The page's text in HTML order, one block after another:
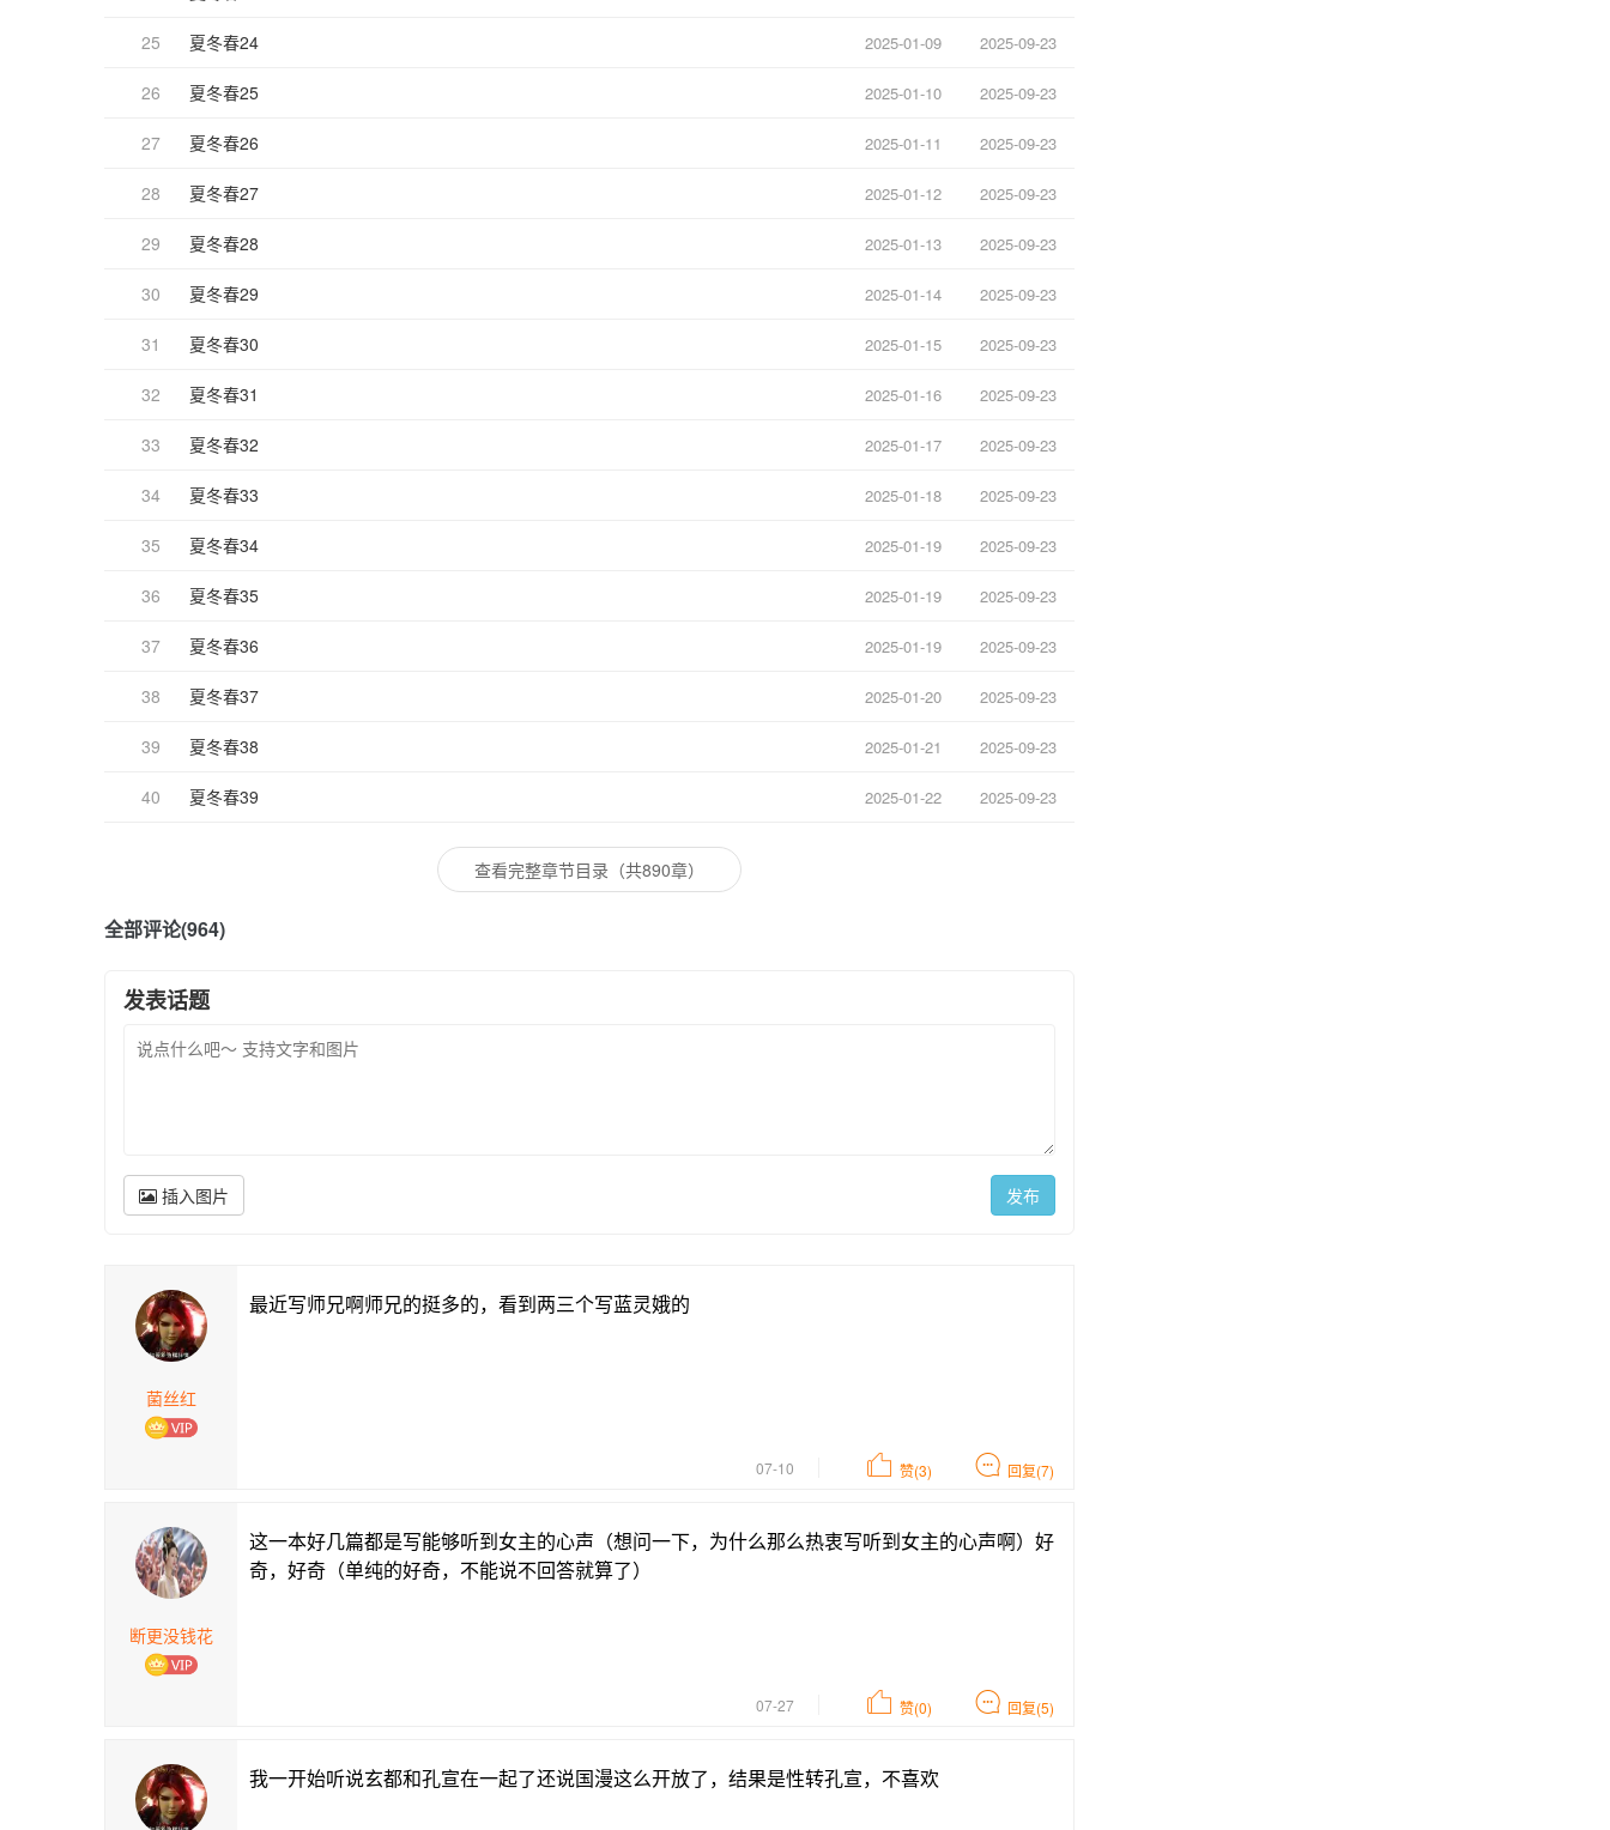
25 夏冬春24 2025-01-09 2025-09-23
26 夏冬春25 2025-01-10 2025-09-23
27 夏冬春26 2025-01-11 2025-09-23
28 夏冬春27 2025-01-12 2025-09-23
29 夏冬春28 2025-01-13 2025-09-23
30 夏冬春29 2025-01-14 2025-09-23
31 夏冬春30 2025-01-15 2025-09-23
32 夏冬春31 2025-01-16 2025-09-23
33 夏冬春32 2025-01-17 2025-09-23
34 夏冬春33 2025-01-18 2025-09-23
35 夏冬春34 2025-01-19 2025-09-23
36 夏冬春35 2025-01-19 2025-09-23
37 夏冬春36 2025-01-19 2025-09-23
38 夏冬春37 2025-01-20 2025-09-23
39 夏冬春38 2025-01-21 2025-09-23
40 夏冬春39 2025-01-22 2025-09-23
查看完整章节目录（共890章）
全部评论(964)
发表话题
插入图片 发布
菌丝红
最近写师兄啊师兄的挺多的，看到两三个写蓝灵娥的
07-10 赞(3) 回复(7)
断更没钱花
这一本好几篇都是写能够听到女主的心声（想问一下，为什么那么热衷写听到女主的心声啊）好
奇，好奇（单纯的好奇，不能说不回答就算了）
07-27 赞(0) 回复(5)
我一开始听说玄都和孔宣在一起了还说国漫这么开放了，结果是性转孔宣，不喜欢